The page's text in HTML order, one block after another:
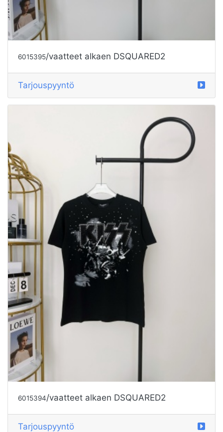
6015395/vaatteet alkaen DSQUARED2
Tarjouspyyntö
6015394/vaatteet alkaen DSQUARED2
Tarjouspyyntö